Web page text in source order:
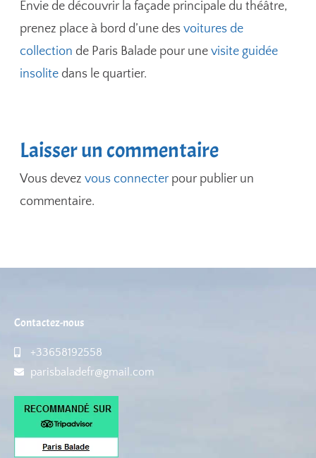
Envie de découvrir la façade principale du théâtre,
prenez place à bord d’une desvoitures de
collection de Paris Balade pour unevisite guidée
insolite dans le quartier.
Laisser un commentaire
Vous devezvous connecterpour publier un
commentaire.
Contactez-nous
+33658192558
parisbaladefr@gmail.com